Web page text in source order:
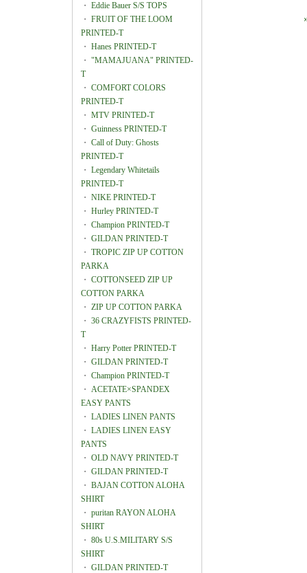
・ Eddie Bauer S/S TOPS
・ FRUIT OF THE LOOM
PRINTED-T
・ Hanes PRINTED-T
・ "MAMAJUANA" PRINTED-
T
・ COMFORT COLORS
PRINTED-T
・ MTV PRINTED-T
・ Guinness PRINTED-T
・ Call of Duty: Ghosts
PRINTED-T
・ Legendary Whitetails
PRINTED-T
・ NIKE PRINTED-T
・ Hurley PRINTED-T
・ Champion PRINTED-T
・ GILDAN PRINTED-T
・ TROPIC ZIP UP COTTON
PARKA
・ COTTONSEED ZIP UP
COTTON PARKA
・ ZIP UP COTTON PARKA
・ 36 CRAZYFISTS PRINTED-
T
・ Harry Potter PRINTED-T
・ GILDAN PRINTED-T
・ Champion PRINTED-T
・ ACETATE×SPANDEX
EASY PANTS
・ LADIES LINEN PANTS
・ LADIES LINEN EASY
PANTS
・ OLD NAVY PRINTED-T
・ GILDAN PRINTED-T
・ BAJAN COTTON ALOHA
SHIRT
・ puritan RAYON ALOHA
SHIRT
・ 80s U.S.MILITARY S/S
SHIRT
・ GILDAN PRINTED-T